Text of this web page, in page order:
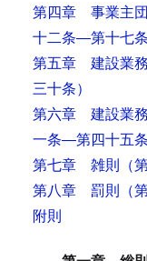
第四章 事業主
十二条―第十七条
第五章 建設業
三十条）
第六章 建設業
一条―第四十五条
第七章 雑則 （
第八章 罰則 （
附則